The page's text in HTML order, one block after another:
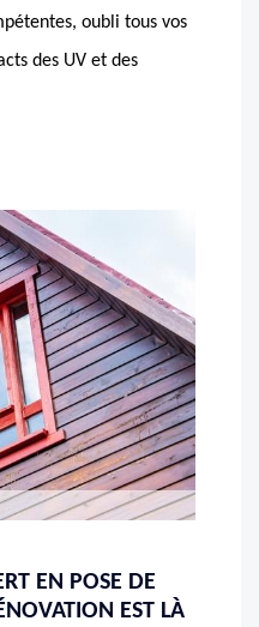
oubli tous vos
des UV et des
EN POSE DE
EST LÀ